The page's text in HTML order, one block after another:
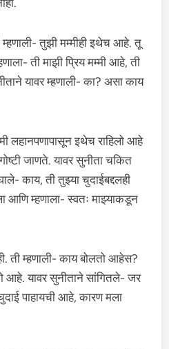
म्हणाली- तुझी मम्मीही इथेच आहे. तू
ती माझी प्रिय मम्मी आहे, ती
यावर म्हणाली- का? असा काय
लहानपणापासून इथेच राहिलो आहे
जाणते. यावर सुनीता चकित
काय, ती तुझ्या चुदाईबद्दलही
म्हणाला- स्वतः माझ्याकडून
ती म्हणाली- काय बोलतो आहेस?
आहे. यावर सुनीताने सांगितले- जर
पाहायची आहे, कारण मला